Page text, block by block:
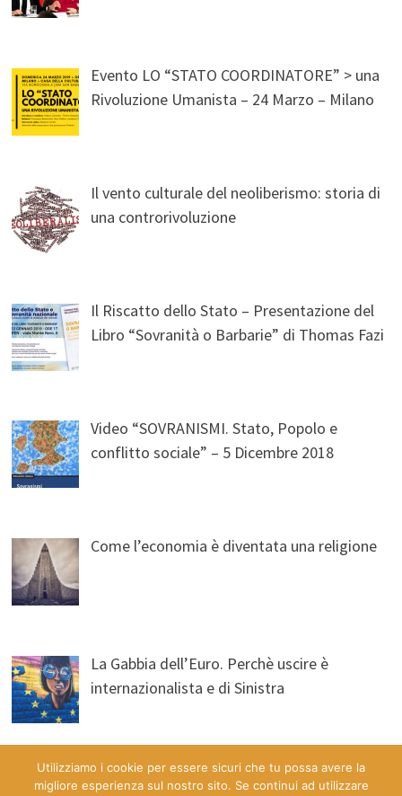
Evento LO “STATO COORDINATORE” > una
Rivoluzione Umanista – 24 Marzo – Milano
Il vento culturale del neoliberismo: storia di
una controrivoluzione
Il Riscatto dello Stato – Presentazione del
Libro “Sovranità o Barbarie” di Thomas Fazi
Video “SOVRANISMI. Stato, Popolo e
conflitto sociale” – 5 Dicembre 2018
Come l’economia è diventata una religione
La Gabbia dell’Euro. Perchè uscire è
internazionalista e di Sinistra
Utilizziamo i cookie per essere sicuri che tu possa avere la
migliore esperienza sul nostro sito. Se continui ad utilizzare